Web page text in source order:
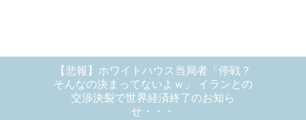
【悲報】ホワイトハウス当局者「停戦？
そんなの決まってないよｗ」 イランとの
交渉決裂で世界経済終了のお知ら
せ・・・